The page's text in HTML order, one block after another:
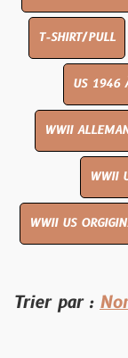
T-SHIRT/PULL
US 1946
WWII
WWII
WWII US
Trier par :